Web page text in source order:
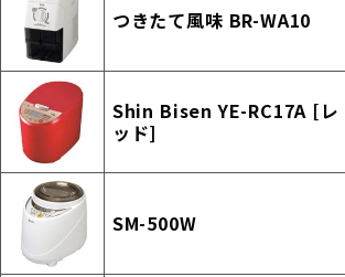
つきたて風味 BR-WA10
Shin Bisen YE-RC17A [レ
ッド]
SM-500W